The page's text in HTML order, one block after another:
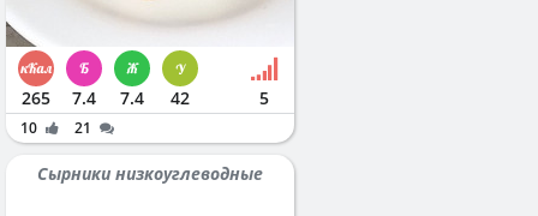
265 7.4 7.4 42 5
10 21
Сырники низкоуглеводные